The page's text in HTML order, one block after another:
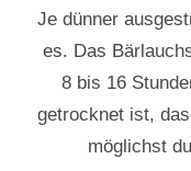
Je dünner
es. Das
8 bis 16
getrocknet ist,
möglichst